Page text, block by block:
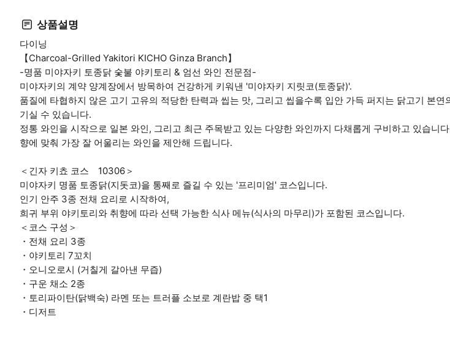
상품설명
다이닝
【Charcoal-Grilled Yakitori KICHO Ginza Branch】
-명품 미야자키 토종닭 숯불 야키토리 & 엄선 와인 전문점-
미야자키의 계약 양계장에서 방목하여 건강하게 키워낸 '미야자키 지릿코(토종닭)'.
품질에 타협하지 않은 고기 고유의 적당한 탄력과 씹는 맛, 그리고 씹을수록 입안 가득 퍼지는 닭고기 본연
기실 수 있습니다.
정통 와인을 시작으로 일본 와인, 그리고 최근 주목받고 있는 다양한 와인까지 다채롭게 구비하고 있습니
향에 맞춰 가장 잘 어울리는 와인을 제안해 드립니다.
＜긴자 키쵸 코스 10306＞
미야자키 명품 토종닭(지돗코)을 통째로 즐길 수 있는 '프리미엄' 코스입니다.
인기 안주 3종 전채 요리로 시작하여,
희귀 부위 야키토리와 취향에 따라 선택 가능한 식사 메뉴(식사의 마무리)가 포함된 코스입니다.
＜코스 구성＞
・전채 요리 3종
・야키토리 7꼬치
・오니오로시 (거칠게 갈아낸 무즙)
・구운 채소 2종
・토리파이탄(닭백숙) 라멘 또는 트러플 소보로 계란밥 중 택1
・디저트